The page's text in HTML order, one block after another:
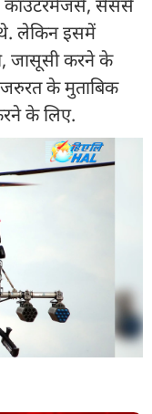
थे. लेकिन इसमें
जासूसी करने के
के मुताबिक
के लिए.